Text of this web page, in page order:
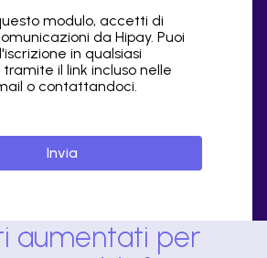
modulo, accetti di
da Hipay. Puoi
in qualsiasi
il link incluso nelle
o contattandoci.
aumentati per